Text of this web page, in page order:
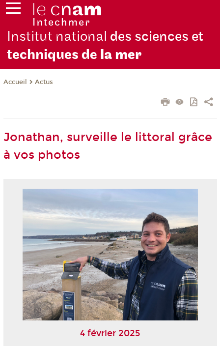
Institut national des sciences et
techniques de la mer
Accueil Actus
Jonathan, surveille le littoral grâce
à vos photos
4 février 2025